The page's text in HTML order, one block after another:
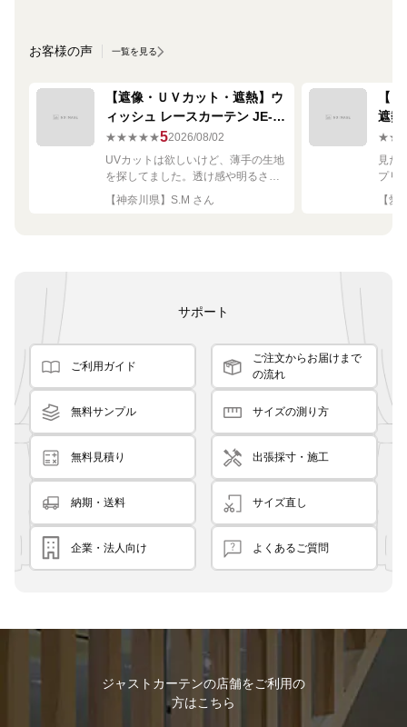
お客様の声 一覧を見る
【遮像・ＵＶカット・遮熱】ウ
ィッシュ レースカーテン JE-
67249R シルバー
★★★★★52026/08/02
UVカットは欲しいけど、薄手の生地
を探してました。透け感や明るさも
ちょうど良く思った通りで満足で
す。
【神奈川県】S.M さん
【
遮熱
ー
見た
プリ
れい
【愛
サポート
ご利用ガイド
ご注文からお届けまで
の流れ
無料サンプル サイズの測り方
無料見積り 出張採寸・施工
納期・送料 サイズ直し
企業・法人向け よくあるご質問
ジャストカーテンの店舗をご利用の
方はこちら